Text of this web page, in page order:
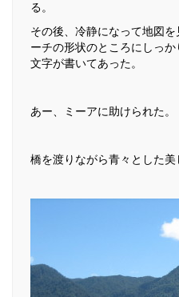
る。
その後、冷静になって地図
ーチの形状のところにしっ
文字が書いてあった。
あー、ミーアに助けられた。
橋を渡りながら青々とした美